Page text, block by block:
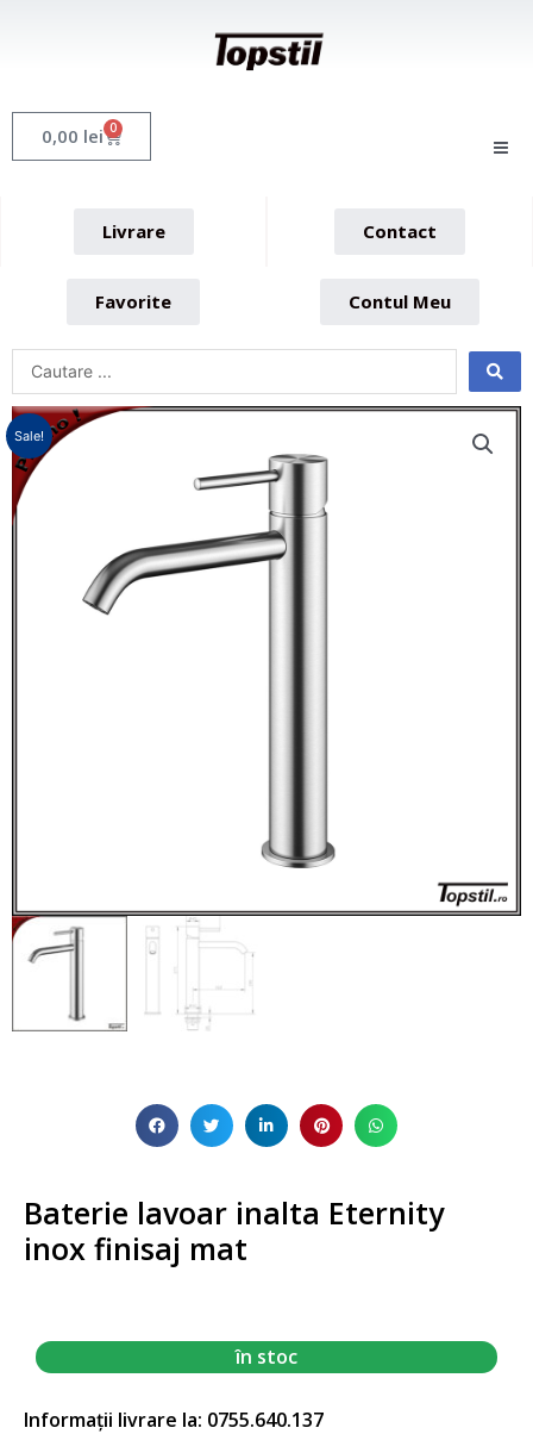
0,00 lei 0 Cart
Livrare Contact
Favorite Contul Meu
Sale!
Baterie lavoar inalta Eternity
inox finisaj mat
în stoc
Informații livrare la: 0755.640.137